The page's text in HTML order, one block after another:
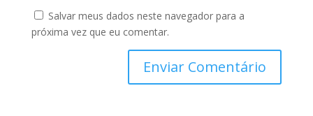
Salvar meus dados neste navegador para a
próxima vez que eu comentar.